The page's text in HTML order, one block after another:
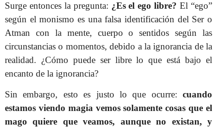
Surge entonces la pregunta: ¿Es el ego libre? El “ego”
según el monismo es una falsa identificación del Ser o
Atman con la mente, cuerpo o sentidos según las
circunstancias o momentos, debido a la ignorancia de la
realidad. ¿Cómo puede ser libre lo que está bajo el
encanto de la ignorancia?
Sin embargo, esto es justo lo que ocurre: cuando
estamos viendo magia vemos solamente cosas que el
mago quiere que veamos, aunque no existan, y